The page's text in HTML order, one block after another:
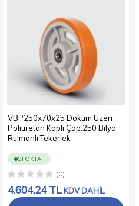
VBP250x70x25 Döküm Üzeri
Poliüretan Kaplı Çap:250 Bilya
Rulmanlı Tekerlek
STOKTA
(0)
4.604,24TL KDV DAHİL